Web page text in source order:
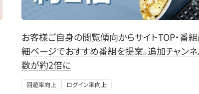
お客様ご自身の閲覧傾向からサイトTOP・番
細ページでおすすめ番組を提案。追加チャン
数が約2倍に
回遊率向上 ログイン率向上